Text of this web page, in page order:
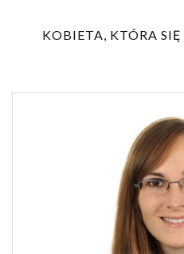
KOBIETA, KTÓRA